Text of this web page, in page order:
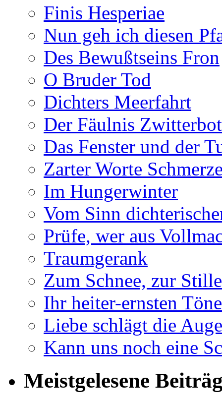
Finis Hesperiae
Nun geh ich diesen
Des Bewußtseins Fron
O Bruder Tod
Dichters Meerfahrt
Der Fäulnis
Das Fenster und der
Zarter Worte
Im Hungerwinter
Vom Sinn
Prüfe, wer aus
Traumgerank
Zum Schnee, zur Stille
Ihr heiter-ernsten Töne
Liebe schlägt die
Kann uns noch eine
Meistgelesene